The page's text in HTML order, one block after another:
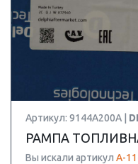
Артикул: 9144A200A |
РАМПА
Вы искали артикул А-